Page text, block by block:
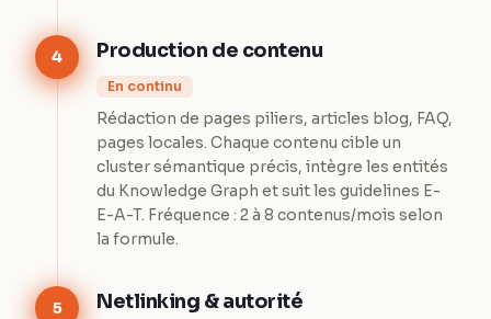
4 Production de contenu
En continu
Rédaction de pages piliers, articles blog, FAQ,
pages locales. Chaque contenu cible un
cluster sémantique précis, intègre les entités
du Knowledge Graph et suit les guidelines E-
E-A-T. Fréquence : 2 à 8 contenus/mois selon
la formule.
5 Netlinking & autorité